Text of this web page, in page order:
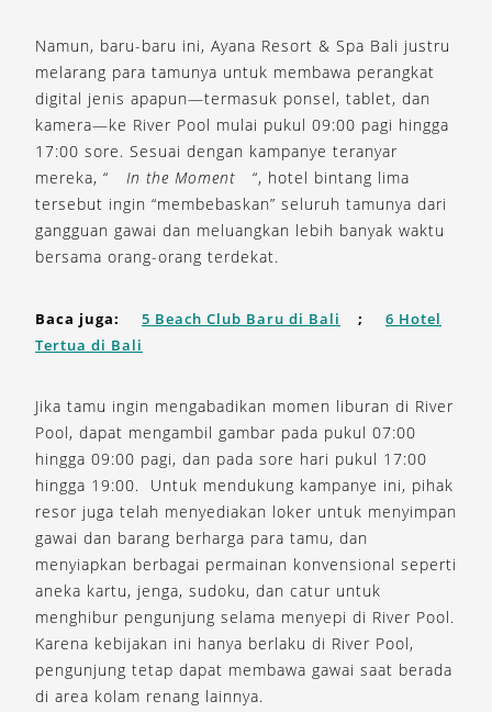
Namun, baru-baru ini, Ayana Resort & Spa Bali justru
melarang para tamunya untuk membawa perangkat
digital jenis apapun—termasuk ponsel, tablet, dan
kamera—ke River Pool mulai pukul 09:00 pagi hingga
17:00 sore. Sesuai dengan kampanye teranyar
mereka, “
In the Moment
“, hotel bintang lima
tersebut ingin “membebaskan” seluruh tamunya dari
gangguan gawai dan meluangkan lebih banyak waktu
bersama orang-orang terdekat.
Baca juga: 5 Beach Club Baru di Bali ;
6 Hotel
Tertua di Bali
Jika tamu ingin mengabadikan momen liburan di River
Pool, dapat mengambil gambar pada pukul 07:00
hingga 09:00 pagi, dan pada sore hari pukul 17:00
hingga 19:00. Untuk mendukung kampanye ini, pihak
resor juga telah menyediakan loker untuk menyimpan
gawai dan barang berharga para tamu, dan
menyiapkan berbagai permainan konvensional seperti
aneka kartu, jenga, sudoku, dan catur untuk
menghibur pengunjung selama menyepi di River Pool.
Karena kebijakan ini hanya berlaku di River Pool,
pengunjung tetap dapat membawa gawai saat berada
di area kolam renang lainnya.